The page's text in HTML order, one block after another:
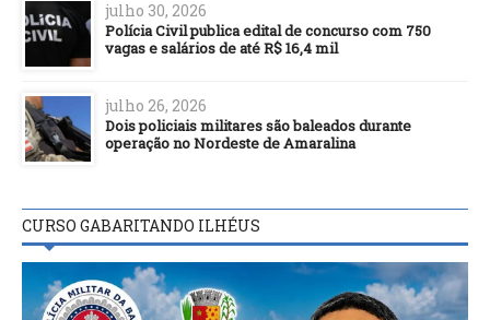
julho 30, 2026
Polícia Civil publica edital de concurso com 750
vagas e salários de até R$ 16,4 mil
julho 26, 2026
Dois policiais militares são baleados durante
operação no Nordeste de Amaralina
CURSO GABARITANDO ILHÉUS